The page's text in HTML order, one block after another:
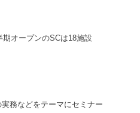
期オープンのSCは18施設
務などをテーマにセミナー